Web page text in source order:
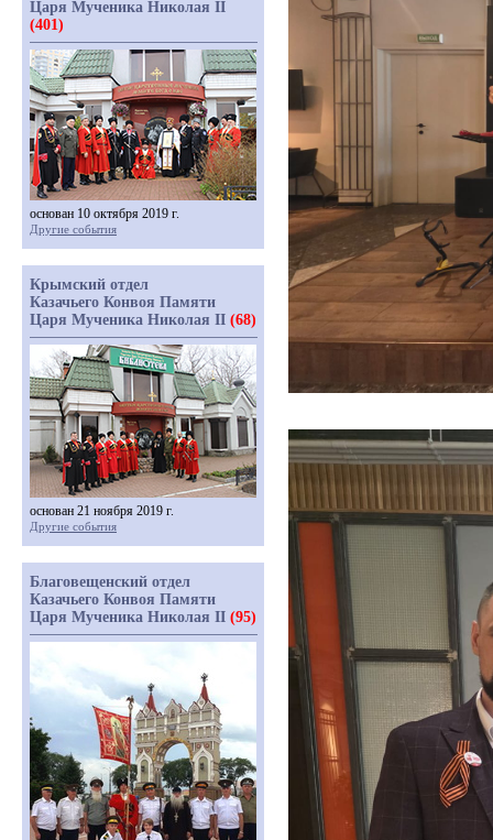
Царя Мученика Николая II
(401)
основан 10 октября 2019 г.
Другие события
Крымский отдел
Казачьего Конвоя Памяти
Царя Мученика Николая II (68)
основан 21 ноября 2019 г.
Другие события
Благовещенский отдел
Казачьего Конвоя Памяти
Царя Мученика Николая II (95)